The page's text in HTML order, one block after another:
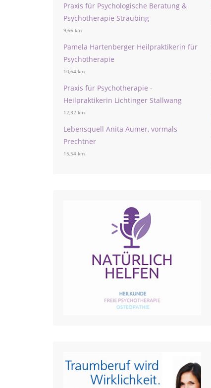
Praxis für Psychologische Beratung &
Psychotherapie Straubing
9,66 km
Pamela Hartenberger Heilpraktikerin für
Psychotherapie
10,64 km
Praxis für Psychotherapie -
Heilpraktikerin Lichtinger Stallwang
12,32 km
Lebensquell Anita Aumer, vormals
Prechtner
15,54 km